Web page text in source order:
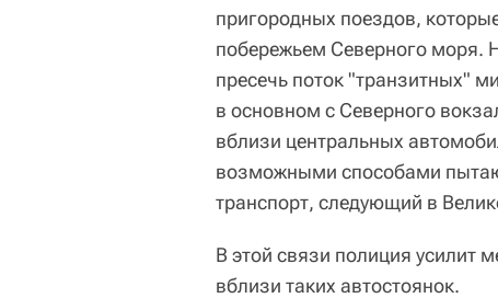
пригородных поездов,
побережьем Северного моря.
пресечь поток "транзитных"
в основном с Северного
вблизи центральных
возможными способами
транспорт, следующий в
В этой связи полиция усилит
вблизи таких автостоянок.